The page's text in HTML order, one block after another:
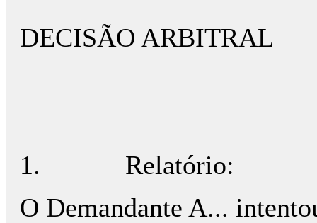
DECISÃO ARBITRAL
1.
Relatório:
O Demandante A...